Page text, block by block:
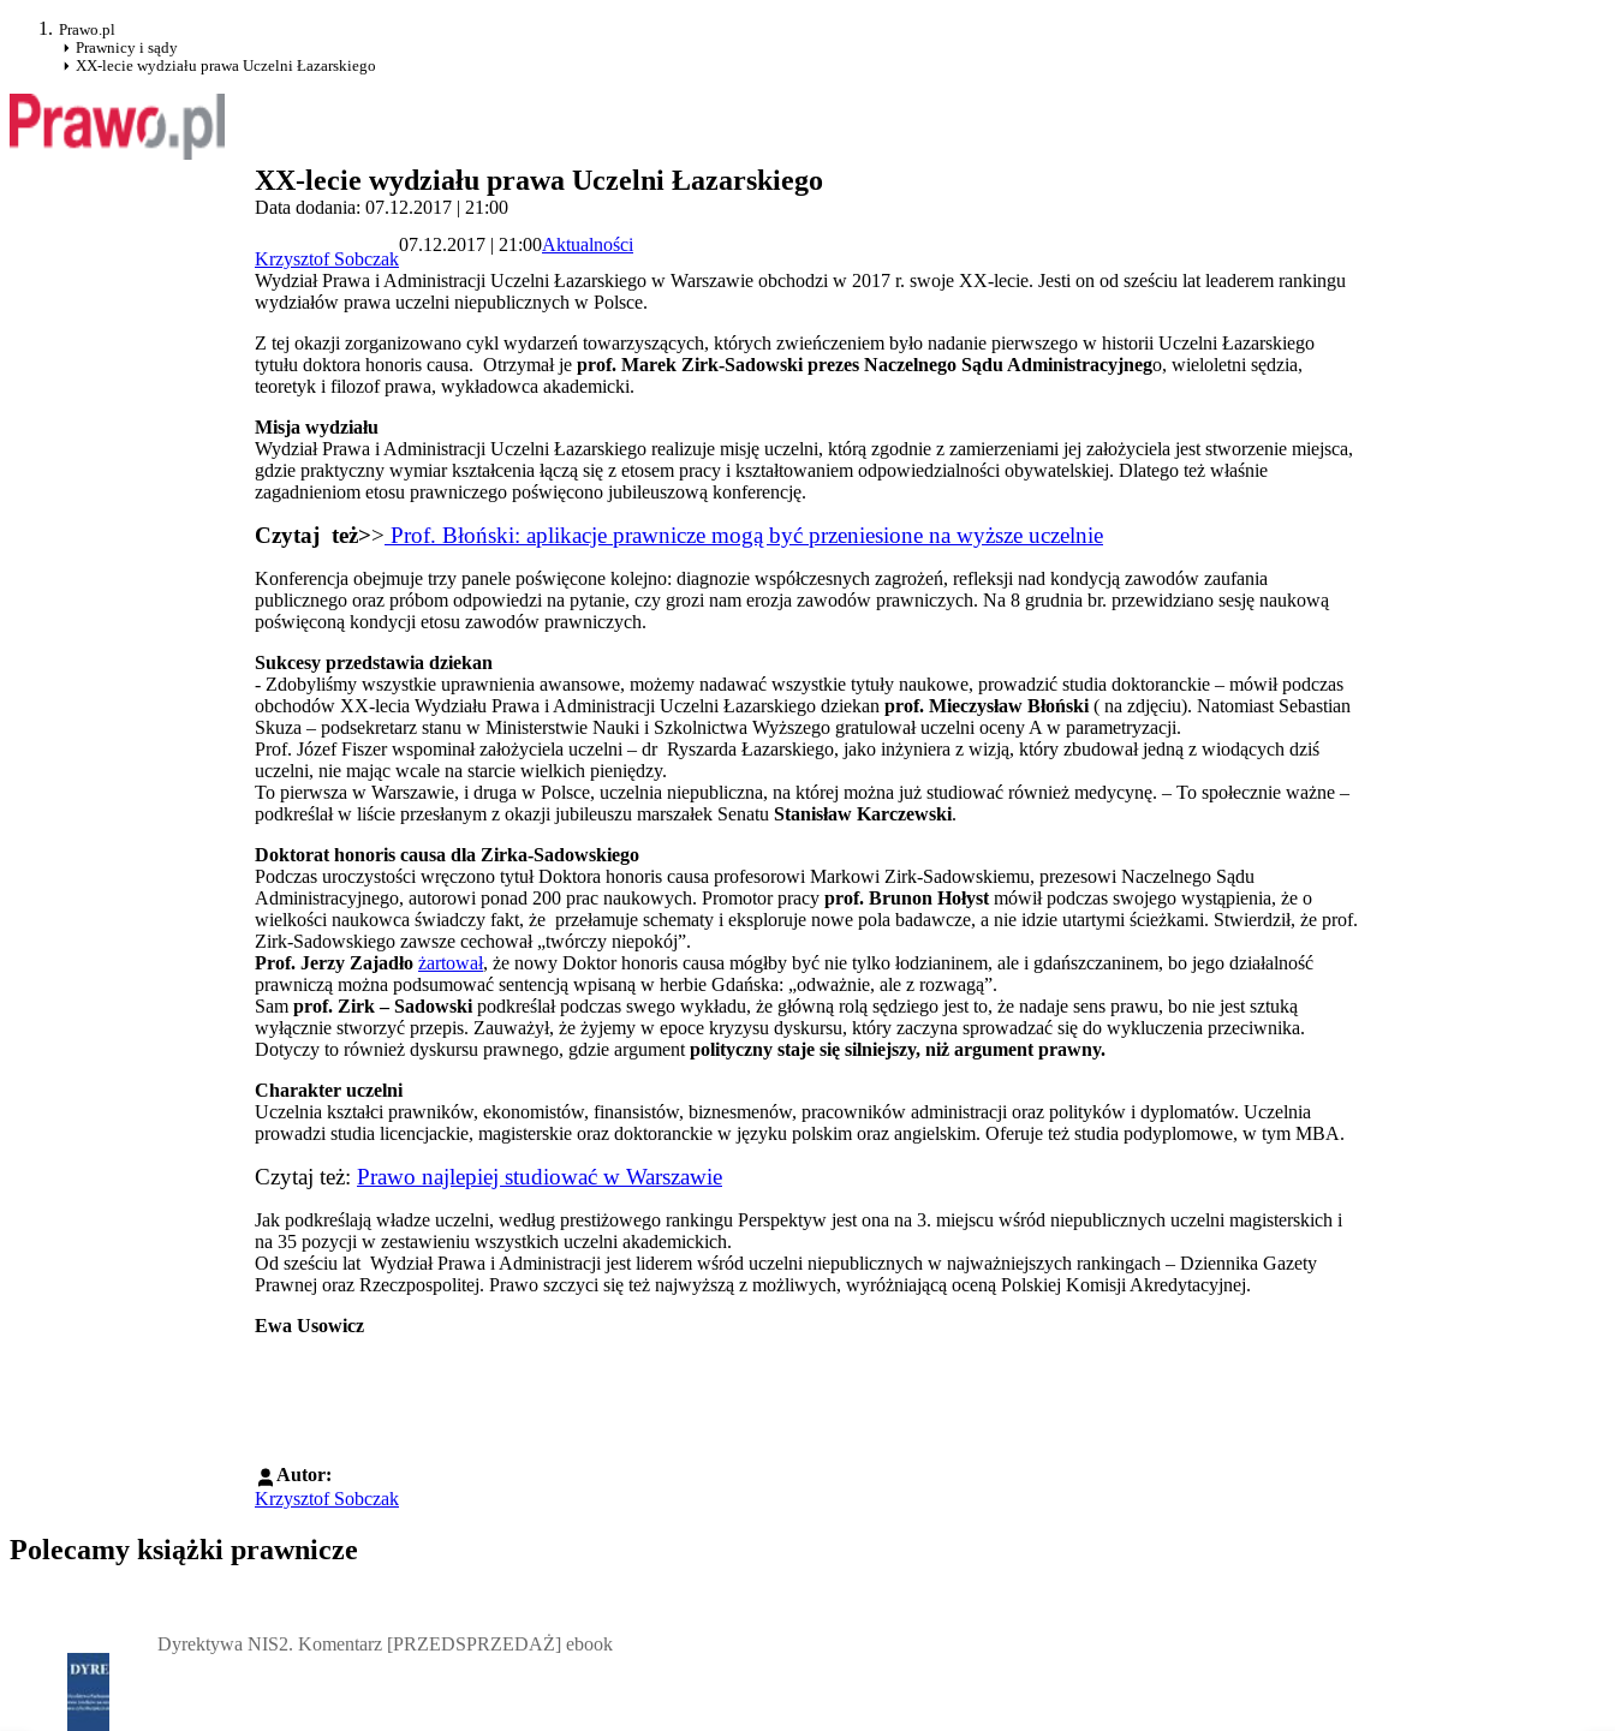
Prawo.pl
Prawnicy i sądy
XX-lecie wydziału prawa Uczelni Łazarskiego
XX-lecie wydziału prawa Uczelni Łazarskiego
Data dodania: 07.12.2017 | 21:00
Krzysztof Sobczak
07.12.2017 | 21:00Aktualności
Wydział Prawa i Administracji Uczelni Łazarskiego w Warszawie obchodzi w 2017 r. swoje XX-lecie. Jesti on od sześciu lat leaderem rankingu
wydziałów prawa uczelni niepublicznych w Polsce.
Z tej okazji zorganizowano cykl wydarzeń towarzyszących, których zwieńczeniem było nadanie pierwszego w historii Uczelni Łazarskiego
tytułu doktora honoris causa. Otrzymał je prof. Marek Zirk-Sadowski prezes Naczelnego Sądu Administracyjnego, wieloletni sędzia,
teoretyk i filozof prawa, wykładowca akademicki.
Misja wydziału
Wydział Prawa i Administracji Uczelni Łazarskiego realizuje misję uczelni, którą zgodnie z zamierzeniami jej założyciela jest stworzenie miejsca,
gdzie praktyczny wymiar kształcenia łączą się z etosem pracy i kształtowaniem odpowiedzialności obywatelskiej. Dlatego też właśnie
zagadnieniom etosu prawniczego poświęcono jubileuszową konferencję.
Czytaj też>> Prof. Błoński: aplikacje prawnicze mogą być przeniesione na wyższe uczelnie
Konferencja obejmuje trzy panele poświęcone kolejno: diagnozie współczesnych zagrożeń, refleksji nad kondycją zawodów zaufania
publicznego oraz próbom odpowiedzi na pytanie, czy grozi nam erozja zawodów prawniczych. Na 8 grudnia br. przewidziano sesję naukową
poświęconą kondycji etosu zawodów prawniczych.
Sukcesy przedstawia dziekan
- Zdobyliśmy wszystkie uprawnienia awansowe, możemy nadawać wszystkie tytuły naukowe, prowadzić studia doktoranckie – mówił podczas
obchodów XX-lecia Wydziału Prawa i Administracji Uczelni Łazarskiego dziekan prof. Mieczysław Błoński( na zdjęciu). Natomiast Sebastian
Skuza – podsekretarz stanu w Ministerstwie Nauki i Szkolnictwa Wyższego gratulował uczelni oceny A w parametryzacji.
Prof. Józef Fiszer wspominał założyciela uczelni – dr Ryszarda Łazarskiego, jako inżyniera z wizją, który zbudował jedną z wiodących dziś
uczelni, nie mając wcale na starcie wielkich pieniędzy.
To pierwsza w Warszawie, i druga w Polsce, uczelnia niepubliczna, na której można już studiować również medycynę. – To społecznie ważne –
podkreślał w liście przesłanym z okazji jubileuszu marszałek Senatu Stanisław Karczewski.
Doktorat honoris causa dla Zirka-Sadowskiego
Podczas uroczystości wręczono tytuł Doktora honoris causa profesorowi Markowi Zirk-Sadowskiemu, prezesowi Naczelnego Sądu
Administracyjnego, autorowi ponad 200 prac naukowych. Promotor pracy prof. Brunon Hołystmówił podczas swojego wystąpienia, że o
wielkości naukowca świadczy fakt, że przełamuje schematy i eksploruje nowe pola badawcze, a nie idzie utartymi ścieżkami. Stwierdził, że prof.
Zirk-Sadowskiego zawsze cechował „twórczy niepokój”.
Prof. Jerzy Zajadło żartował, że nowy Doktor honoris causa mógłby być nie tylko łodzianinem, ale i gdańszczaninem, bo jego działalność
prawniczą można podsumować sentencją wpisaną w herbie Gdańska: „odważnie, ale z rozwagą”.
Sam prof. Zirk – Sadowskipodkreślał podczas swego wykładu, że główną rolą sędziego jest to, że nadaje sens prawu, bo nie jest sztuką
wyłącznie stworzyć przepis. Zauważył, że żyjemy w epoce kryzysu dyskursu, który zaczyna sprowadzać się do wykluczenia przeciwnika.
Dotyczy to również dyskursu prawnego, gdzie argumentpolityczny staje się silniejszy, niż argument prawny.
Charakter uczelni
Uczelnia kształci prawników, ekonomistów, finansistów, biznesmenów, pracowników administracji oraz polityków i dyplomatów. Uczelnia
prowadzi studia licencjackie, magisterskie oraz doktoranckie w języku polskim oraz angielskim. Oferuje też studia podyplomowe, w tym MBA.
Czytaj też: Prawo najlepiej studiować w Warszawie
Jak podkreślają władze uczelni, według prestiżowego rankingu Perspektyw jest ona na 3. miejscu wśród niepublicznych uczelni magisterskich i
na 35 pozycji w zestawieniu wszystkich uczelni akademickich.
Od sześciu lat Wydział Prawa i Administracji jest liderem wśród uczelni niepublicznych w najważniejszych rankingach – Dziennika Gazety
Prawnej oraz Rzeczpospolitej. Prawo szczyci się też najwyższą z możliwych, wyróżniającą oceną Polskiej Komisji Akredytacyjnej.
Ewa Usowicz
Autor:
Krzysztof Sobczak
Polecamy książki prawnicze
Dyrektywa NIS2. Komentarz [PRZEDSPRZEDAŻ] ebook